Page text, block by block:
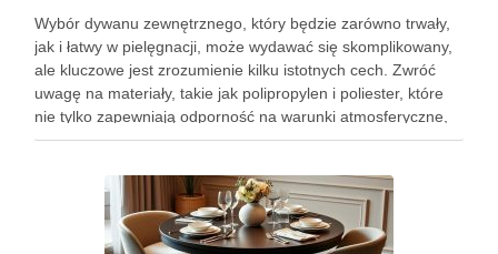
Wybór dywanu zewnętrznego, który będzie zarówno trwały,
jak i łatwy w pielęgnacji, może wydawać się skomplikowany,
ale kluczowe jest zrozumienie kilku istotnych cech. Zwróć
uwagę na materiały, takie jak polipropylen i poliester, które
nie tylko zapewniają odporność na warunki atmosferyczne,
ale również ułatwiają utrzymanie czystości. Odpowiedni